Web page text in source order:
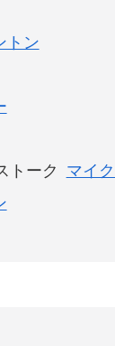
トン
トーク
マイ